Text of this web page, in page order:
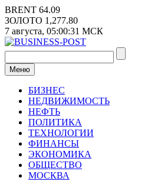
Перейти
к
содержимому
BRENT 64.09
ЗОЛОТО 1,277.80
7 августа, 05:00:31 МСК
Меню
БИЗНЕС
НЕДВИЖИМОСТЬ
НЕФТЬ
ПОЛИТИКА
ТЕХНОЛОГИИ
ФИНАНСЫ
ЭКОНОМИКА
ОБЩЕСТВО
МОСКВА